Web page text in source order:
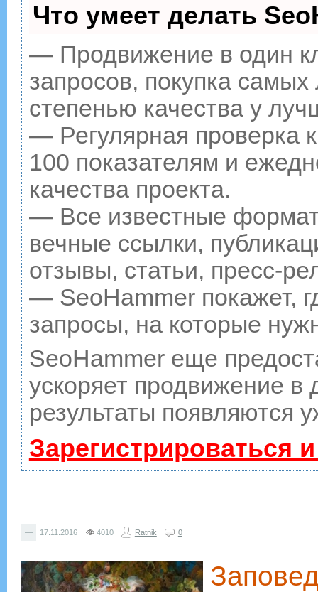
Что умеет делать
— Продвижение в один
запросов, покупка
степенью качества у
— Регулярная проверка
100 показателям и
качества проекта.
— Все известные
вечные ссылки,
отзывы, статьи, пресс-
— SeoHammer покажет,
запросы, на которые
SeoHammer еще
ускоряет продвижение в
результаты появляются
Зарегистрироваться
— 17.11.2016 4010 Ratnik 0